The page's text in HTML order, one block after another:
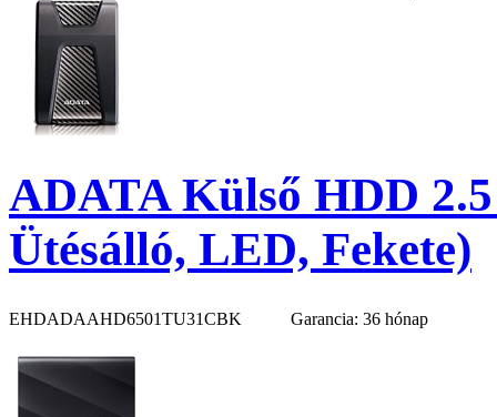
ADATA Külső HDD
Ütésálló, LED, Fekete)
EHDADAAHD6501TU31CBK Garancia: 36 hónap